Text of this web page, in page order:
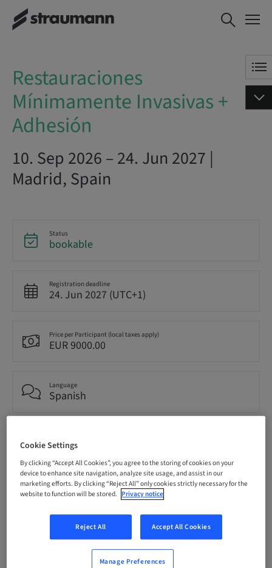
Restauraciones Mínimamente
Invasivas + Adhesión
BOOK NOW
Restauraciones
Mínimamente Invasivas +
Adhesión
10. Sep 2026 – 24. Jun 2027 |
Madrid, Spain
Status
bookable
Registration deadline
24. Jun 2027 (UTC+1)
Price per Participant (local taxes apply)
EUR 9000.00
Language
Spanish
0.00 Points
Delivery method
Theoretical
Audience
Cookie Settings
By clicking “Accept All Cookies”, you agree to the storing of cookies on your
device to enhance site navigation, analyze site usage, and assist in our
marketing efforts. By clicking “Reject All” only cookies strictly necessary for the
website to function will be stored. Privacy notice
Reject All Accept All Cookies
Manage Preferences